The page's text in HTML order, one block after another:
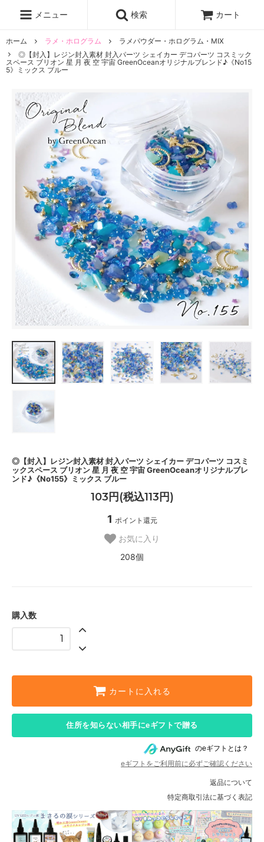
メニュー 検索 カート
ホーム ラメ・ホログラム
ラメパウダー・ホログラム・MIX
◎【封入】レジン封入素材 封入パーツ シェイカー デコパーツ コスミック
スペース ブリオン 星 月 夜 空 宇宙 GreenOceanオリジナルブレンド♪《No15
5》ミックス ブルー
◎【封入】レジン封入素材 封入パーツ シェイカー デコパーツ コスミ
ックスペース ブリオン 星 月 夜 空 宇宙 GreenOceanオリジナルブレ
ンド♪《No155》ミックス ブルー
103円(税込113円)
1 ポイント還元
お気に入り
208個
購入数
カートに入れる
住所を知らない相手にeギフトで贈る
のeギフトとは？
eギフトをご利用前に必ずご確認ください
返品について
特定商取引法に基づく表記